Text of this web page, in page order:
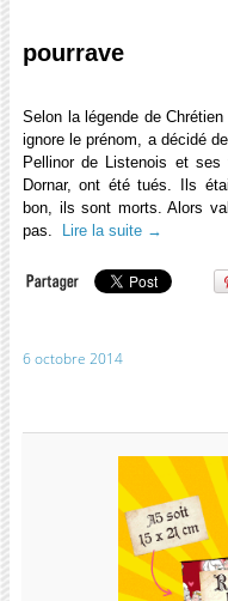
pourrave
Selon la légende de
ignore le prénom, a décidé
Pellinor de Listenois et
Dornar, ont été tués. Ils
bon, ils sont morts. Alors
pas. Lire la suite →
6 octobre 2014